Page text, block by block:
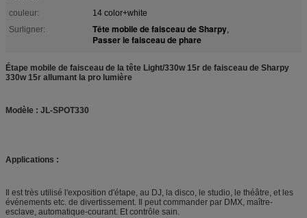
couleur:
14 color+white
Surligner:
Tête mobile de faisceau de Sharpy,
Passer le faisceau de phare
Étape mobile de faisceau de la tête Light/330w 15r de faisceau de Sharpy
330w 15r allumant la pro lumière
Modèle : JL-SPOT330
Applications :
Il est très utilisé l'exposition d'étape, au DJ, la disco, le studio, le théâtre, et les
événements etc. de divertissement. Il peut commander par DMX, maître-
esclave, automatique-courant. Et contrôle sain.